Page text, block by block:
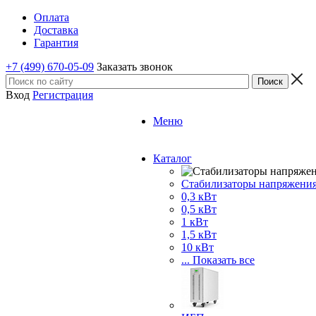
Оплата
Доставка
Гарантия
+7 (499) 670-05-09 Заказать звонок
Вход Регистрация
Меню
Каталог
Стабилизаторы
0,3 кВт
0,5 кВт
1 кВт
1,5 кВт
10 кВт
... Показать все